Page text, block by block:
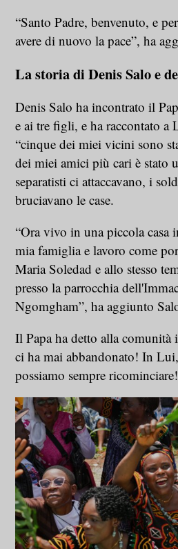
“Santo Padre, benvenuto, e
avere di nuovo la pace”, ha
La storia di Denis Salo e
Denis Salo ha incontrato il
e ai tre figli, e ha raccontato a
“cinque dei miei vicini sono
dei miei amici più cari è stato
separatisti ci attaccavano, i
bruciavano le case.
“Ora vivo in una piccola casa
mia famiglia e lavoro come
Maria Soledad e allo stesso
presso la parrocchia
Ngomgham”, ha aggiunto
Il Papa ha detto alla
ci ha mai abbandonato! In
possiamo sempre